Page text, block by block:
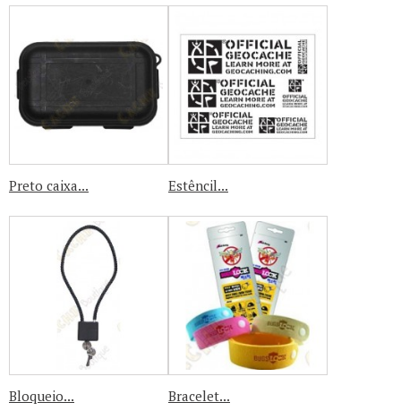
Preto caixa... Estêncil...
Bloqueio... Bracelet...